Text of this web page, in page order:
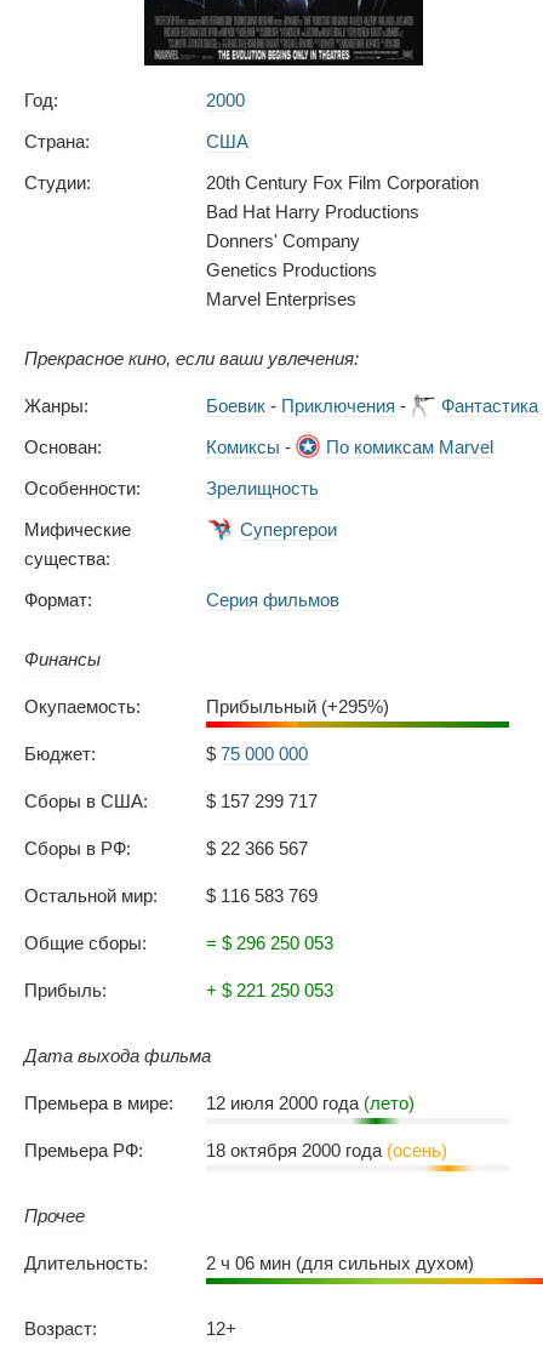
Год:
2000
Страна:
США
Студии:
20th Century Fox Film Corporation
Bad Hat Harry Productions
Donners' Company
Genetics Productions
Marvel Enterprises
Прекрасное кино, если ваши увлечения:
Жанры: Боевик - Приключения -
Фантастика
Основан:
Комиксы -
По комиксам Marvel
Особенности:
Зрелищность
Мифические
существа:
Супергерои
Формат: Серия фильмов
Финансы
Окупаемость: Прибыльный (+295%)
Бюджет: $ 75 000 000
Сборы в США: $ 157 299 717
Сборы в РФ: $ 22 366 567
Остальной мир: $ 116 583 769
Общие сборы: = $ 296 250 053
Прибыль: + $ 221 250 053
Дата выхода фильма
Премьера в мире: 12 июля 2000 года (лето)
Премьера РФ: 18 октября 2000 года (осень)
Прочее
Длительность: 2 ч 06 мин (для сильных духом)
Возраст: 12+